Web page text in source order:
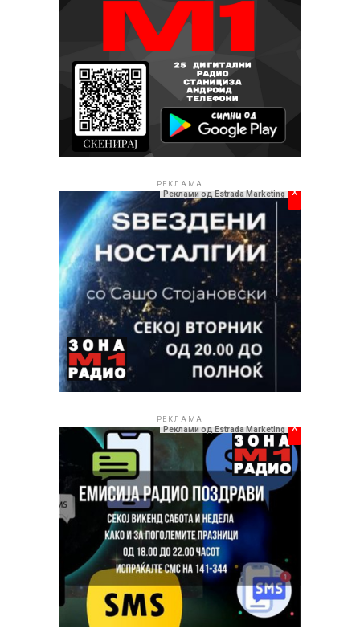
РЕКЛАМА
Реклами од Estrada Marketing x
РЕКЛАМА
Реклами од Estrada Marketing x